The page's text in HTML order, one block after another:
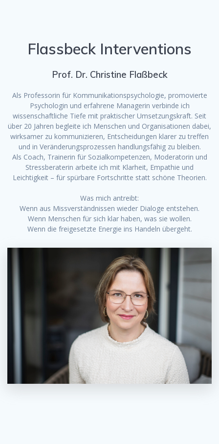
Flassbeck Interventions
Prof. Dr. Christine Flaßbeck
Als Professorin für Kommunikationspsychologie, promovierte
Psychologin und erfahrene Managerin verbinde ich
wissenschaftliche Tiefe mit praktischer Umsetzungskraft. Seit
über 20 Jahren begleite ich Menschen und Organisationen dabei,
wirksamer zu kommunizieren, Entscheidungen klarer zu treffen
und in Veränderungsprozessen handlungsfähig zu bleiben.
Als Coach, Trainerin für Sozialkompetenzen, Moderatorin und
Stressberaterin arbeite ich mit Klarheit, Empathie und
Leichtigkeit – für spürbare Fortschritte statt schöne Theorien.
Was mich antreibt:
Wenn aus Missverständnissen wieder Dialoge entstehen.
Wenn Menschen für sich klar haben, was sie wollen.
Wenn die freigesetzte Energie ins Handeln übergeht.